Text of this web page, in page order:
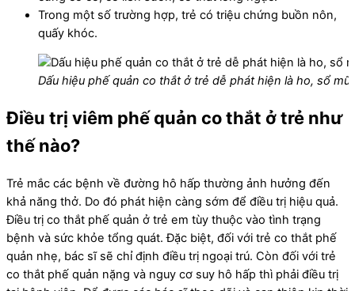
Trong một số trường hợp, trẻ có triệu chứng buồn nôn,
quấy khóc.
Dấu hiệu phế quản co thắt ở trẻ dễ phát hiện là ho, sổ
Điều trị viêm phế quản co thắt ở trẻ như
thế nào?
Trẻ mắc các bệnh về đường hô hấp thường ảnh hưởng đến
khả năng thở. Do đó phát hiện càng sớm để điều trị hiệu quả.
Điều trị co thắt phế quản ở trẻ em tùy thuộc vào tình trạng
bệnh và sức khỏe tổng quát. Đặc biệt, đối với trẻ co thắt phế
quản nhẹ, bác sĩ sẽ chỉ định điều trị ngoại trú. Còn đối với trẻ
co thắt phế quản nặng và nguy cơ suy hô hấp thì phải điều trị